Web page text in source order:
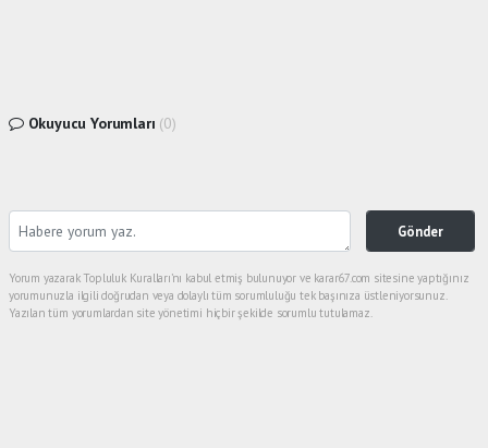
Okuyucu Yorumları (0)
Gönder
Yorum yazarak Topluluk Kuralları’nı kabul etmiş bulunuyor ve karar67.com sitesine yaptığınız
yorumunuzla ilgili doğrudan veya dolaylı tüm sorumluluğu tek başınıza üstleniyorsunuz.
Yazılan tüm yorumlardan site yönetimi hiçbir şekilde sorumlu tutulamaz.